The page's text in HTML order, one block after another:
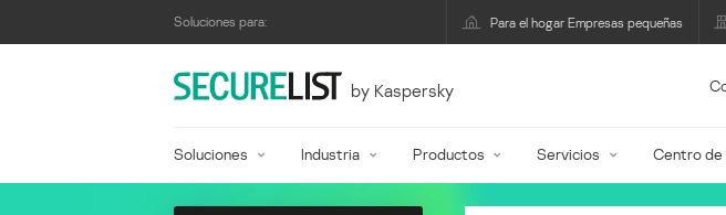
Soluciones para: Para el hogar Empresas pequeñas
by Kaspersky
Soluciones Industria Productos Servicios Centro de